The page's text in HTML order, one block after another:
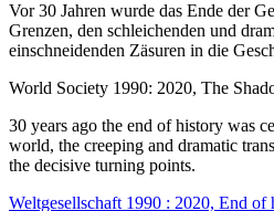
Vor 30 Jahren wurde das Ende der
Grenzen, den schleichenden und
einschneidenden Zäsuren in die
World Society 1990: 2020, The
30 years ago the end of history was
world, the creeping and dramatic
the decisive turning points.
Weltgesellschaft 1990 : 2020, End